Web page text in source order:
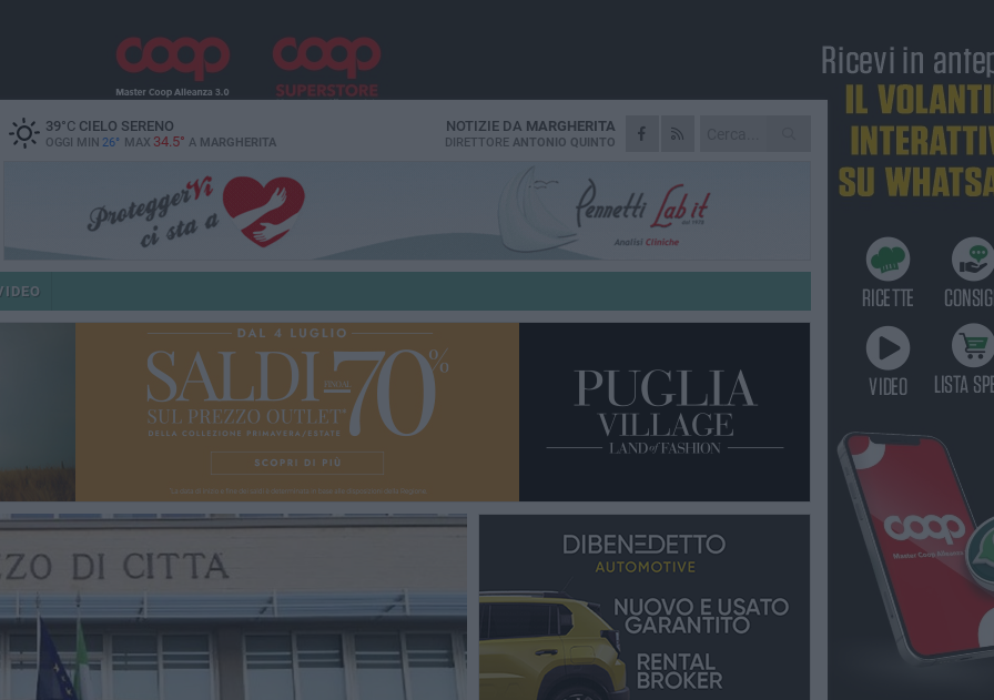
39°CCIELO SERENO
OGGI MIN 26° MAX 34.5° A MARGHERITA
NOTIZIE DA MARGHERITA
DIRETTORE ANTONIO QUINTO